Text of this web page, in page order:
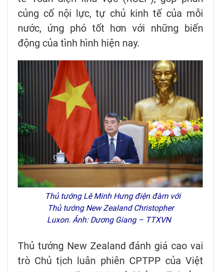
củng cố nội lực, tự chủ kinh tế của mỗi
nước, ứng phó tốt hơn với những biến
động của tình hình hiện nay.
Thủ tướng Lê Minh Hưng điện đàm với
Thủ tướng New Zealand Christopher
Luxon. Ảnh: Dương Giang – TTXVN
Thủ tướng New Zealand đánh giá cao vai
trò Chủ tịch luân phiên CPTPP của Việt